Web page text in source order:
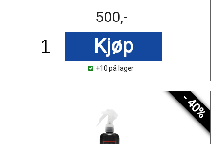
500,-
Kjøp
+10 på lager
- 40%